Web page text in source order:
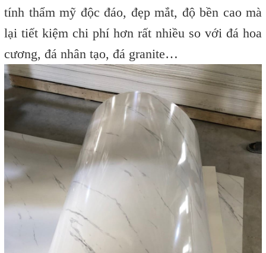
tính thẩm mỹ độc đáo, đẹp mắt, độ bền cao mà
lại tiết kiệm chi phí hơn rất nhiều so với đá hoa
cương, đá nhân tạo, đá granite…